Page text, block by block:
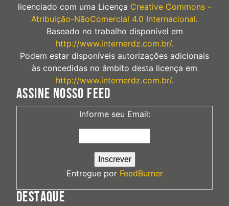
licenciado com uma Licença Creative Commons -
Atribuição-NãoComercial 4.0 Internacional.
Baseado no trabalho disponível em
http://www.internerdz.com.br/.
Podem estar disponíveis autorizações adicionais
às concedidas no âmbito desta licença em
http://www.internerdz.com.br/.
ASSINE NOSSO FEED
Informe seu Email:
Entregue por FeedBurner
DESTAQUE